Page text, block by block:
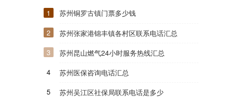
1
苏州铜罗古镇门票多少钱
2
苏州张家港锦丰镇各村区联系电话汇总
3
苏州昆山燃气24小时服务热线汇总
4
苏州医保咨询电话汇总
5
苏州吴江区社保局联系电话是多少